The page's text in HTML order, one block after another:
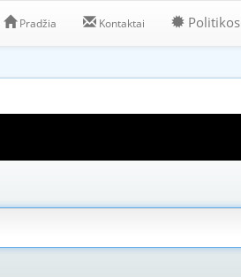
Pradžia Kontaktai Politikos